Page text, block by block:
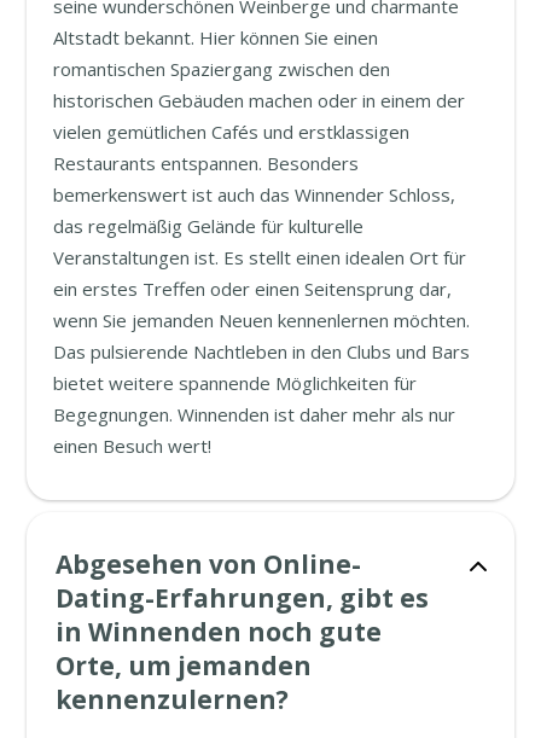
seine wunderschönen Weinberge und charmante
Altstadt bekannt. Hier können Sie einen
romantischen Spaziergang zwischen den
historischen Gebäuden machen oder in einem der
vielen gemütlichen Cafés und erstklassigen
Restaurants entspannen. Besonders
bemerkenswert ist auch das Winnender Schloss,
das regelmäßig Gelände für kulturelle
Veranstaltungen ist. Es stellt einen idealen Ort für
ein erstes Treffen oder einen Seitensprung dar,
wenn Sie jemanden Neuen kennenlernen möchten.
Das pulsierende Nachtleben in den Clubs und Bars
bietet weitere spannende Möglichkeiten für
Begegnungen. Winnenden ist daher mehr als nur
einen Besuch wert!
Abgesehen von Online-
Dating-Erfahrungen, gibt es
in Winnenden noch gute
Orte, um jemanden
kennenzulernen?